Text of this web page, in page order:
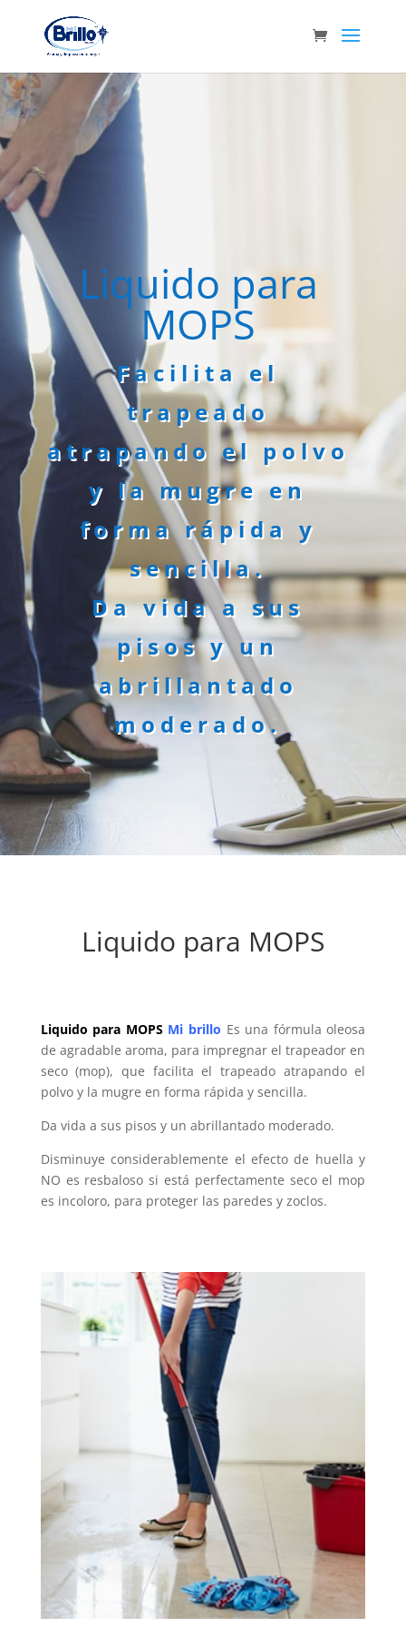
Liquido para
MOPS
Facilita el
trapeado
atrapando el polvo
y la mugre en
forma rápida y
sencilla.
Da vida a sus
pisos y un
abrillantado
moderado.
Liquido para MOPS
Liquido para MOPS Mi brillo Es una fórmula oleosa
de agradable aroma, para impregnar el trapeador en
seco (mop), que facilita el trapeado atrapando el
polvo y la mugre en forma rápida y sencilla.
Da vida a sus pisos y un abrillantado moderado.
Disminuye considerablemente el efecto de huella y
NO es resbaloso si está perfectamente seco el mop
es incoloro, para proteger las paredes y zoclos.